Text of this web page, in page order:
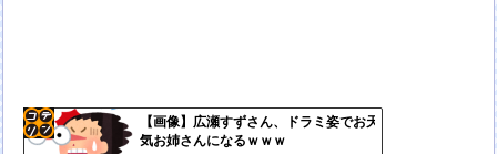
【画像】広瀬すずさん、ドラミ姿でお天
気お姉さんになるｗｗｗ